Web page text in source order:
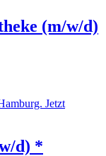
(m/w/d)
d) *